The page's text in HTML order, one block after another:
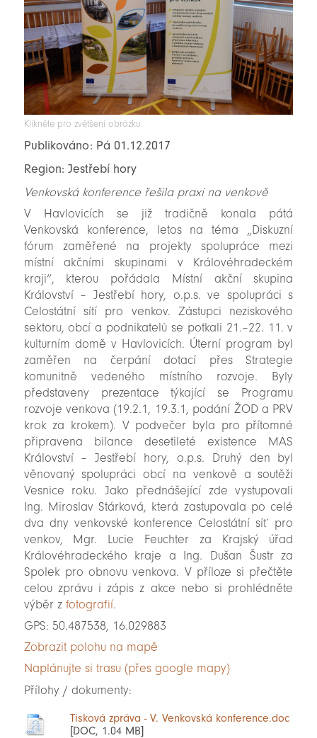
Klikněte pro zvětšení obrázku.
Publikováno: Pá 01.12.2017
Region: Jestřebí hory
Venkovská konference řešila praxi na venkově
V Havlovicích se již tradičně konala pátá
Venkovská konference, letos na téma „Diskuzní
fórum zaměřené na projekty spolupráce mezi
místní akčními skupinami v Královéhradeckém
kraji“, kterou pořádala Místní akční skupina
Království – Jestřebí hory, o.p.s. ve spolupráci s
Celostátní sítí pro venkov. Zástupci neziskového
sektoru, obcí a podnikatelů se potkali 21.–22. 11. v
kulturním domě v Havlovicích. Úterní program byl
zaměřen na čerpání dotací přes Strategie
komunitně vedeného místního rozvoje. Byly
představeny prezentace týkající se Programu
rozvoje venkova (19.2.1, 19.3.1, podání ŽOD a PRV
krok za krokem). V podvečer byla pro přítomné
připravena bilance desetileté existence MAS
Království – Jestřebí hory, o.p.s. Druhý den byl
věnovaný spolupráci obcí na venkově a soutěži
Vesnice roku. Jako přednášející zde vystupovali
Ing. Miroslav Stárková, která zastupovala po celé
dva dny venkovské konference Celostátní síť pro
venkov, Mgr. Lucie Feuchter za Krajský úřad
Královéhradeckého kraje a Ing. Dušan Šustr za
Spolek pro obnovu venkova. V příloze si přečtěte
celou zprávu i zápis z akce nebo si prohlédněte
výběr z fotografií.
GPS: 50.487538, 16.029883
Zobrazit polohu na mapě
Naplánujte si trasu (přes google mapy)
Přílohy / dokumenty:
Tisková zpráva - V. Venkovská konference.doc
[DOC, 1.04 MB]